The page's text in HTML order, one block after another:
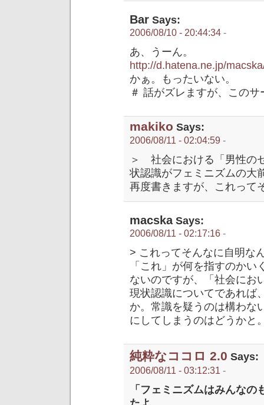
Bar Says:
2006/08/10 - 20:44:34 -
あ、うーん。
http://d.hatena.ne.jp/
かぁ。もったいない。
＃ 話がズレますが、この
makiko Says:
2006/08/11 - 02:04:59 -
＞ 社会における「男性の
状認識がフェミニズムの大
再度書きますが、これって
macskaSays:
2006/08/11 - 02:17:16 -
> これってそんなに自明な
「これ」が何を指すのか
ないのですが、「社会にお
現状認識についてであれば
か。常識を疑うのは構わな
にしてしまうのはどうかと
純粋なココロ 2.0 Says:
2006/08/11 - 03:12:31 -
「フェミニズムはみんな